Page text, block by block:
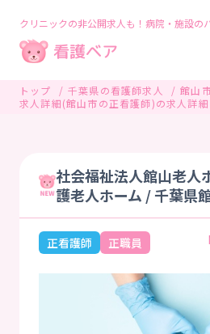
クリニックの非公開求人も！病院・施設の
トップ 千葉県の看護師求人
館山
求人詳細(館山市の正看護師)の求人詳細
社会福祉法人館山老人
護老人ホーム / 千葉県
正看護師 正職員